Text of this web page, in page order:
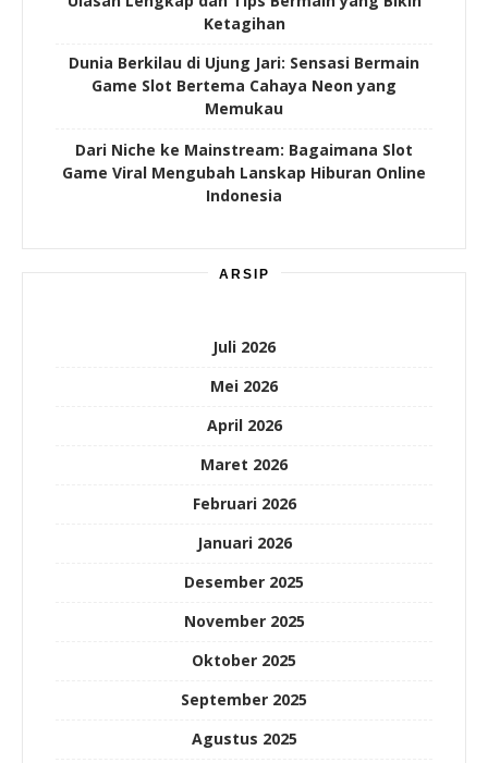
Ketagihan
Dunia Berkilau di Ujung Jari: Sensasi Bermain
Game Slot Bertema Cahaya Neon yang
Memukau
Dari Niche ke Mainstream: Bagaimana Slot
Game Viral Mengubah Lanskap Hiburan Online
Indonesia
ARSIP
Juli 2026
Mei 2026
April 2026
Maret 2026
Februari 2026
Januari 2026
Desember 2025
November 2025
Oktober 2025
September 2025
Agustus 2025